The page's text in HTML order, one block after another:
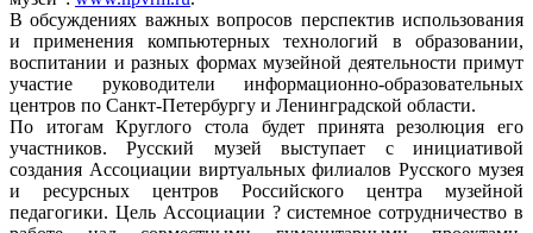
В обсуждениях важных вопросов перспектив использования
и применения компьютерных технологий в образовании,
воспитании и разных формах музейной деятельности примут
участие руководители информационно-образовательных
центров по Санкт-Петербургу и Ленинградской области.
По итогам Круглого стола будет принята резолюция его
участников. Русский музей выступает с инициативой
создания Ассоциации виртуальных филиалов Русского музея
и ресурсных центров Российского центра музейной
педагогики. Цель Ассоциации ? системное сотрудничество в